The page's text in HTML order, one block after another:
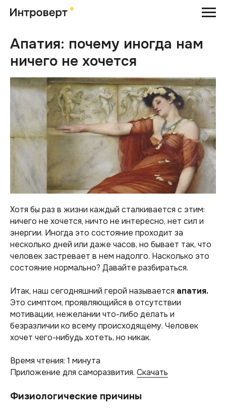
Апатия: почему иногда нам
ничего не хочется
Хотя бы раз в жизни каждый сталкивается с этим:
ничего не хочется, ничто не интересно, нет сил и
энергии. Иногда это состояние проходит за
несколько дней или даже часов, но бывает так, что
человек застревает в нем надолго. Насколько это
состояние нормально? Давайте разбираться.
Итак, наш сегодняшний герой называется апатия.
Это симптом, проявляющийся в отсутствии
мотивации, нежелании что-либо делать и
безразличии ко всему происходящему. Человек
хочет чего-нибудь хотеть, но никак.
Время чтения: 1 минута
Приложение для саморазвития. Скачать
Физиологические причины